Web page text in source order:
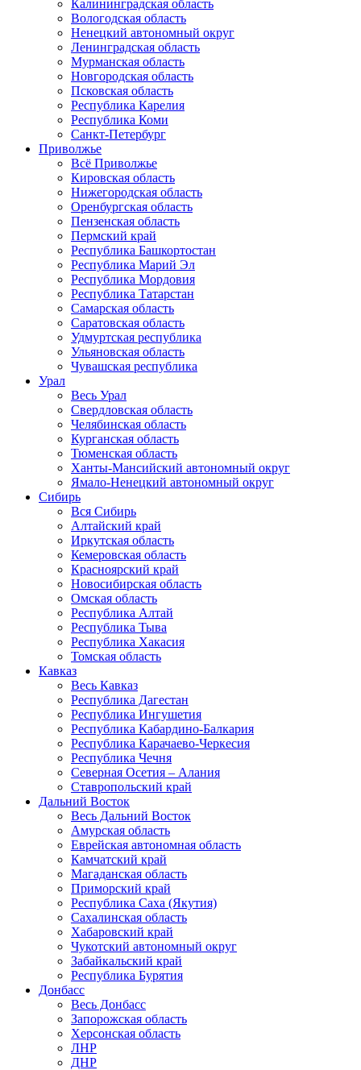
Калининградская область
Вологодская область
Ненецкий автономный округ
Ленинградская область
Мурманская область
Новгородская область
Псковская область
Республика Карелия
Республика Коми
Санкт-Петербург
Приволжье
Всё Приволжье
Кировская область
Нижегородская область
Оренбургская область
Пензенская область
Пермский край
Республика Башкортостан
Республика Марий Эл
Республика Мордовия
Республика Татарстан
Самарская область
Саратовская область
Удмуртская республика
Ульяновская область
Чувашская республика
Урал
Весь Урал
Свердловская область
Челябинская область
Курганская область
Тюменская область
Ханты-Мансийский автономный округ
Ямало-Ненецкий автономный округ
Сибирь
Вся Сибирь
Алтайский край
Иркутская область
Кемеровская область
Красноярский край
Новосибирская область
Омская область
Республика Алтай
Республика Тыва
Республика Хакасия
Томская область
Кавказ
Весь Кавказ
Республика Дагестан
Республика Ингушетия
Республика Кабардино-Балкария
Республика Карачаево-Черкесия
Республика Чечня
Северная Осетия – Алания
Ставропольский край
Дальний Восток
Весь Дальний Восток
Амурская область
Еврейская автономная область
Камчатский край
Магаданская область
Приморский край
Республика Саха (Якутия)
Сахалинская область
Хабаровский край
Чукотский автономный округ
Забайкальский край
Республика Бурятия
Донбасс
Весь Донбасс
Запорожская область
Херсонская область
ЛНР
ДНР